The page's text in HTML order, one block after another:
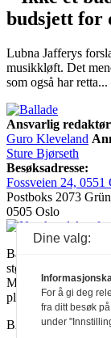
budsjett for
Lubna Jafferys
musikkløft. Det
som også har retta...
Ansvarlig
Guro Kleveland
Sture Bjørseth
Besøksadresse:
Fossveien 24, 0551
Postboks 2073
0505 Oslo
Ballade mottar
støtte fra eierne
Musikkforleggerne.
plakaten.
BALLADE —
Dine valg:
For å gi deg
fra ditt besøk
under